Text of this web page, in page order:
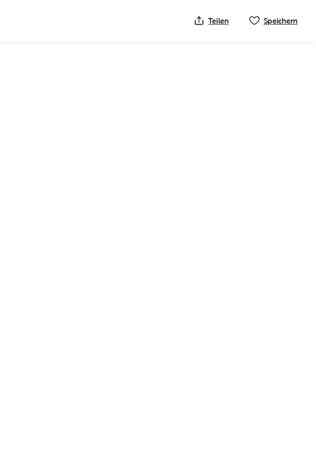
Teilen Speichern